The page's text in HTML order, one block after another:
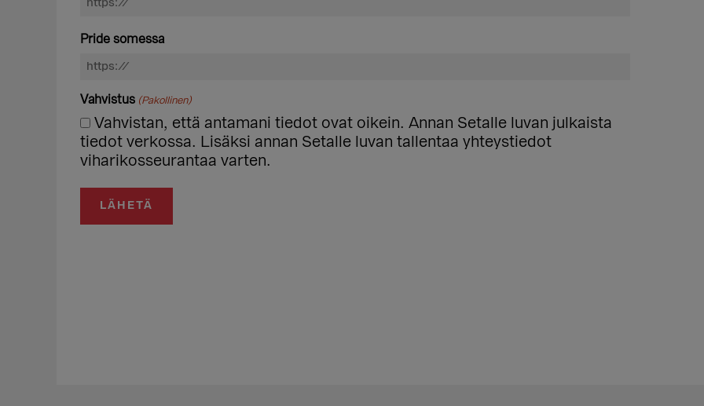
Pride somessa
Vahvistus (Pakollinen)
Vahvistan, että antamani tiedot ovat oikein. Annan Setalle luvan julkaista
tiedot verkossa. Lisäksi annan Setalle luvan tallentaa yhteystiedot
viharikosseurantaa varten.